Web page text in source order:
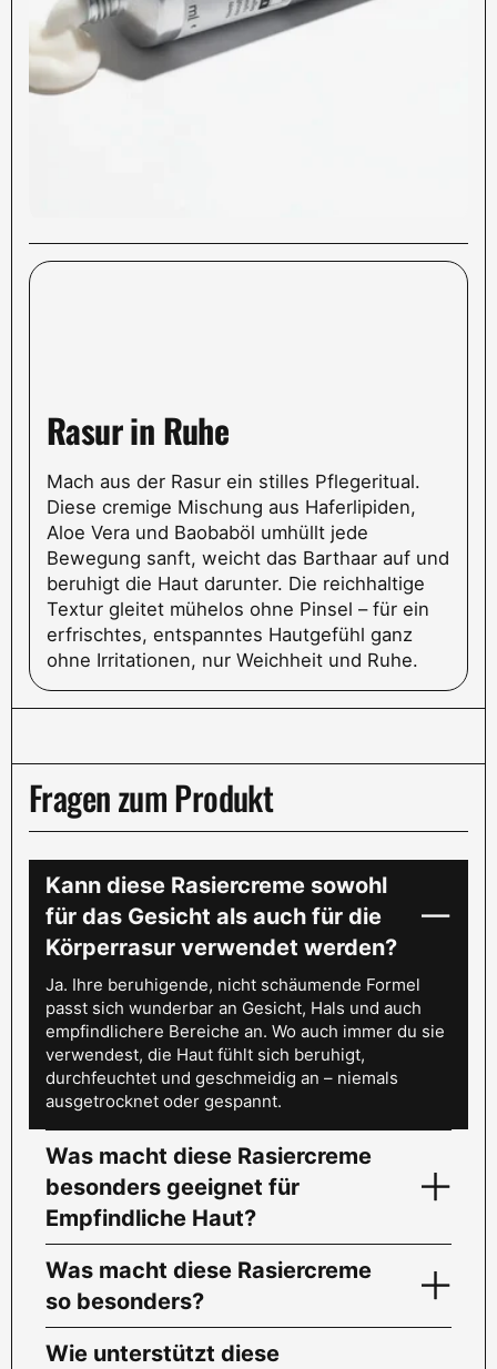
Rasur in Ruhe
Mach aus der Rasur ein stilles Pflegeritual.
Diese cremige Mischung aus Haferlipiden,
Aloe Vera und Baobaböl umhüllt jede
Bewegung sanft, weicht das Barthaar auf und
beruhigt die Haut darunter. Die reichhaltige
Textur gleitet mühelos ohne Pinsel – für ein
erfrischtes, entspanntes Hautgefühl ganz
ohne Irritationen, nur Weichheit und Ruhe.
Fragen zum Produkt
Kann diese Rasiercreme sowohl
für das Gesicht als auch für die
Körperrasur verwendet werden?
Ja. Ihre beruhigende, nicht schäumende Formel
passt sich wunderbar an Gesicht, Hals und auch
empfindlichere Bereiche an. Wo auch immer du sie
verwendest, die Haut fühlt sich beruhigt,
durchfeuchtet und geschmeidig an – niemals
ausgetrocknet oder gespannt.
Was macht diese Rasiercreme
besonders geeignet für
Empfindliche Haut?
Was macht diese Rasiercreme
so besonders?
Wie unterstützt diese